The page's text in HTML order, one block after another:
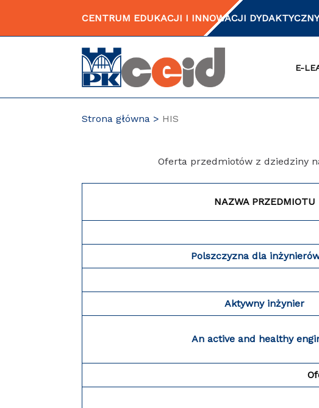
CENTRUM EDUKACJI I INNOWACJI
E-
Strona główna HIS
Oferta przedmiotów z dziedziny
NAZWA PRZEDMIOTU
Polszczyzna dla
Aktywny inżynier
An active and healthy